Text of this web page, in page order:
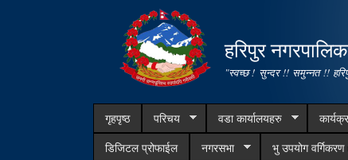
हरिपुर
"स्वच्छ ! सुन्दर !! समुन्नत !!
गृहपृष्ठ परिचय वडा कार्यालयहरु
डिजिटल प्रोफाईल
नगरसभा भु उपयोग वर्गिकरण